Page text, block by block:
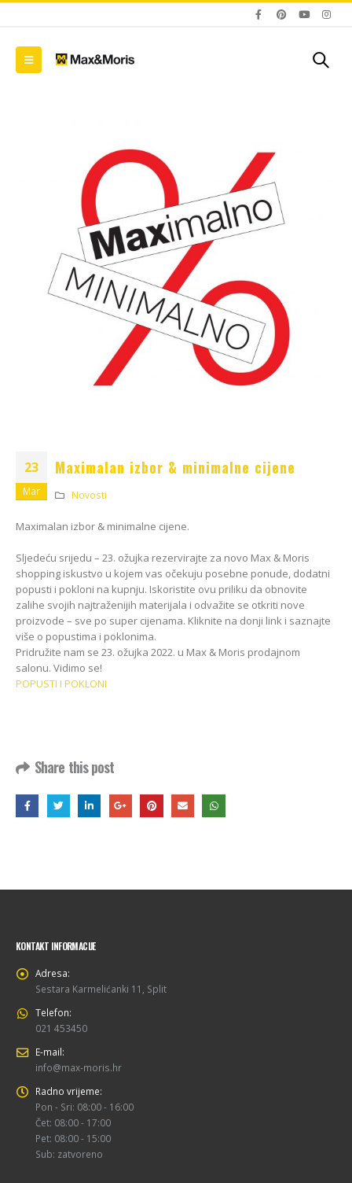
23
Mar
Maximalan izbor & minimalne cijene
Novosti
Maximalan izbor & minimalne cijene.
Sljedeću srijedu – 23. ožujka rezervirajte za novo Max & Moris
shopping iskustvo u kojem vas očekuju posebne ponude, dodatni
popusti i pokloni na kupnju. Iskoristite ovu priliku da obnovite
zalihe svojih najtraženijih materijala i odvažite se otkriti nove
proizvode – sve po super cijenama. Kliknite na donji link i saznajte
više o popustima i poklonima.
Pridružite nam se 23. ožujka 2022. u Max & Moris prodajnom
salonu. Vidimo se!
POPUSTI I POKLONI
Share this post
Blum AMPEROS AC: Kako
sakriti utičnice u
namještaju i riješiti se
kablova jednom
EGGER Dekorativna
Pogledajte kako Lamello
spaja i najzahtjevnije
12/05/2026
Zavirite u novu EGGER
Dekorativnu kolekciju
26+
09/01/2026
Kako odabrati pravi
format podnih daski?
15/01/2025
KONTAKT INFORMACIJE
Adresa:
Sestara Karmelićanki 11, Split
Telefon:
021 453450
E-mail:
info@max-moris.hr
Radno vrijeme:
Pon - Sri: 08:00 - 16:00
Čet: 08:00 - 17:00
Pet: 08:00 - 15:00
Sub: zatvoreno